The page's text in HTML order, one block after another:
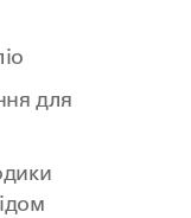
для